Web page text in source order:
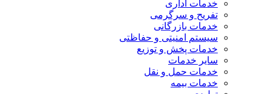
خدمات اداری
تفریح و سرگرمی
خدمات بازرگانی
سیستم امنیتی و حفاظتی
خدمات پخش و توزیع
سایر خدمات
خدمات حمل و نقل
خدمات بیمه